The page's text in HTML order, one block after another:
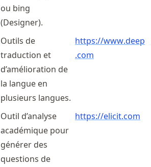
ou bing
(Designer).
Outils de
traduction et
d’amélioration de
la langue en
plusieurs langues.
https://www.deepl
.com
Outil d’analyse
académique pour
générer des
questions de
https://elicit.com